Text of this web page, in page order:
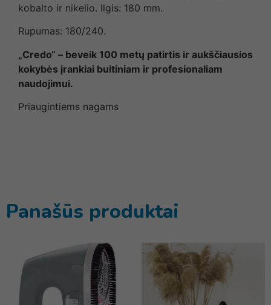
kobalto ir nikelio. Ilgis: 180 mm.
Rupumas: 180/240.
„Credo“ – beveik 100 metų patirtis ir aukščiausios
kokybės įrankiai buitiniam ir profesionaliam
naudojimui.
Priaugintiems nagams
Panašūs produktai